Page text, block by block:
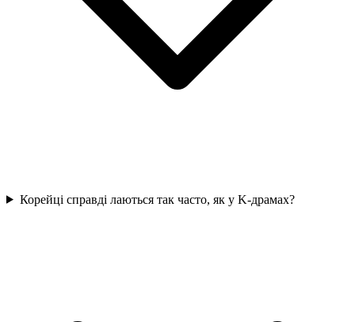
Корейці справді лаються так часто, як у K-драмах?